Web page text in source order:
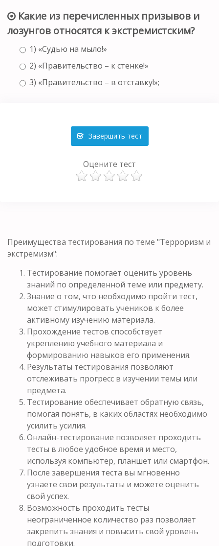
Какие из перечисленных призывов и
лозунгов относятся к экстремистским?
1) «Судью на мыло!»
2) «Правительство – к стенке!»
3) «Правительство – в отставку!»;
Завершить тест
Оцените тест
Преимущества тестирования по теме "Терроризм и
экстремизм":
Тестирование помогает оценить уровень
знаний по определенной теме или предмету.
Знание о том, что необходимо пройти тест,
может стимулировать учеников к более
активному изучению материала.
Прохождение тестов способствует
укреплению учебного материала и
формированию навыков его применения.
Результаты тестирования позволяют
отслеживать прогресс в изучении темы или
предмета.
Тестирование обеспечивает обратную связь,
помогая понять, в каких областях необходимо
усилить усилия.
Онлайн-тестирование позволяет проходить
тесты в любое удобное время и место,
используя компьютер, планшет или смартфон.
После завершения теста вы мгновенно
узнаете свои результаты и можете оценить
свой успех.
Возможность проходить тесты
неограниченное количество раз позволяет
закрепить знания и повысить свой уровень
подготовки.